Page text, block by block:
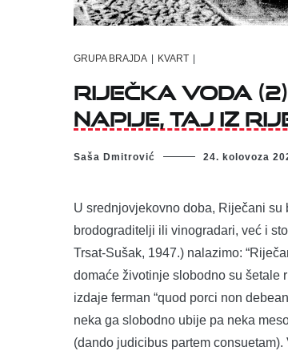
GRUPA BRAJDA KVART
RIJEČKA VODA
napije, taj iz
Saša Dmitrović 24. kolovoza
U srednjovjekovno doba, Riječani
brodograditelji ili vinogradari, već i
Trsat-Sušak, 1947.) nalazimo:
domaće životinje slobodno su šetale
izdaje ferman “quod porci non
neka ga slobodno ubije pa neka
(dando judicibus partem